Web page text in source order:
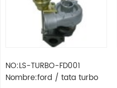
NO:LS-TURBO-FD001
Nombre:ford / tata turbo